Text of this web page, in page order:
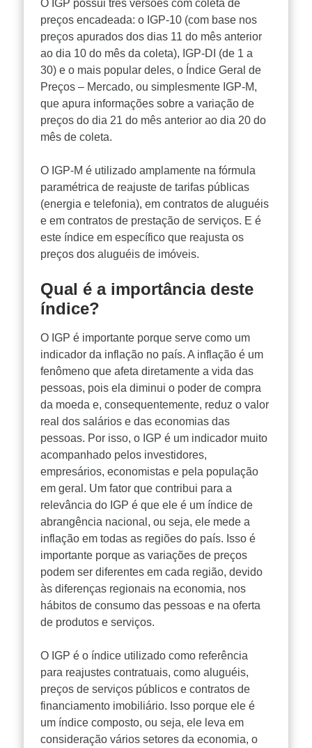
O IGP possui três versões com coleta de
preços encadeada: o IGP-10 (com base nos
preços apurados dos dias 11 do mês anterior
ao dia 10 do mês da coleta), IGP-DI (de 1 a
30) e o mais popular deles, o Índice Geral de
Preços – Mercado, ou simplesmente IGP-M,
que apura informações sobre a variação de
preços do dia 21 do mês anterior ao dia 20 do
mês de coleta.
O IGP-M é utilizado amplamente na fórmula
paramétrica de reajuste de tarifas públicas
(energia e telefonia), em contratos de aluguéis
e em contratos de prestação de serviços. E é
este índice em específico que reajusta os
preços dosaluguéis de imóveis.
Qual é a importância deste
índice?
O IGP é importante porque serve como um
indicador da inflação no país. A inflação é um
fenômeno que afeta diretamente a vida das
pessoas, pois ela diminui o poder de compra
da moeda e, consequentemente, reduz o valor
real dos salários e das economias das
pessoas. Por isso, o IGP é um indicador muito
acompanhado pelos investidores,
empresários, economistas e pela população
em geral. Um fator que contribui para a
relevância do IGP é que ele é um índice de
abrangência nacional, ou seja, ele mede a
inflação em todas as regiões do país. Isso é
importante porque as variações de preços
podem ser diferentes em cada região, devido
às diferenças regionais na economia, nos
hábitos de consumo das pessoas e na oferta
de produtos e serviços.
O IGP é o índice utilizado como referência
para reajustes contratuais, como aluguéis,
preços de serviços públicos e contratos de
financiamento imobiliário. Isso porque ele é
um índice composto, ou seja, ele leva em
consideração vários setores da economia, o